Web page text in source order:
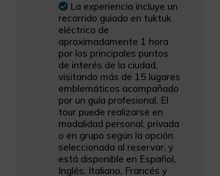
La experiencia incluye un
recorrido guiado en tuktuk
eléctrico de
aproximadamente 1 hora
por los principales puntos
de interés de la ciudad,
visitando más de 15 lugares
emblemáticos acompañado
por un guía profesional. El
tour puede realizarse en
modalidad personal, privada
o en grupo según la opción
seleccionada al reservar, y
está disponible en Español,
Inglés, Italiano, Francés y